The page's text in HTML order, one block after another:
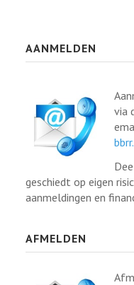
AANMELDEN
via
geschiedt op eigen
aanmeldingen en
AFMELDEN